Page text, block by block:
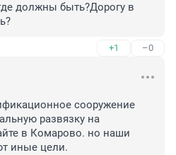
должны быть?Дорогу в
+1 –0
сооружение
развязку на
в Комарово. но наши
иные цели.